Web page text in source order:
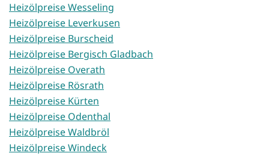
Heizölpreise Wesseling
Heizölpreise Leverkusen
Heizölpreise Burscheid
Heizölpreise Bergisch Gladbach
Heizölpreise Overath
Heizölpreise Rösrath
Heizölpreise Kürten
Heizölpreise Odenthal
Heizölpreise Waldbröl
Heizölpreise Windeck